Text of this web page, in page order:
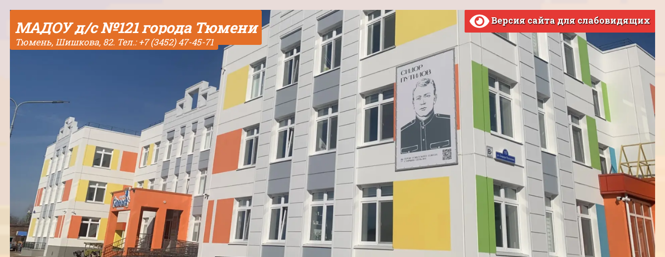
МАДОУ д/с №121 города Тюмени
Тюмень, Шишкова, 82. Тел.: +7 (3452) 47-45-71
Версия сайта для слабовидящих